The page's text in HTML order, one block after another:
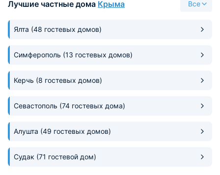
Лучшие частные дома Крыма Все
Ялта (48 гостевых домов)
Симферополь (13 гостевых домов)
Керчь (8 гостевых домов)
Севастополь (74 гостевых дома)
Алушта (49 гостевых домов)
Судак (71 гостевой дом)